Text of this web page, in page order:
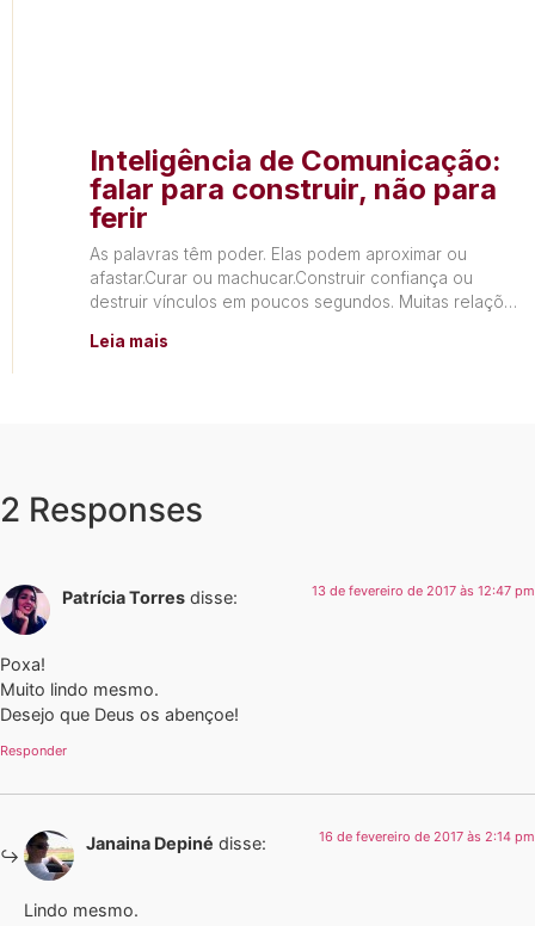
Inteligência de Comunicação:
falar para construir, não para
ferir
As palavras têm poder. Elas podem aproximar ou
afastar.Curar ou machucar.Construir confiança ou
destruir vínculos em poucos segundos. Muitas relações
Leia mais
2 Responses
Patrícia Torres disse: 13 de fevereiro de 2017 às 12:47 pm
Poxa!
Muito lindo mesmo.
Desejo que Deus os abençoe!
Responder
Janaina Depiné disse: 16 de fevereiro de 2017 às 2:14 pm
Lindo mesmo.